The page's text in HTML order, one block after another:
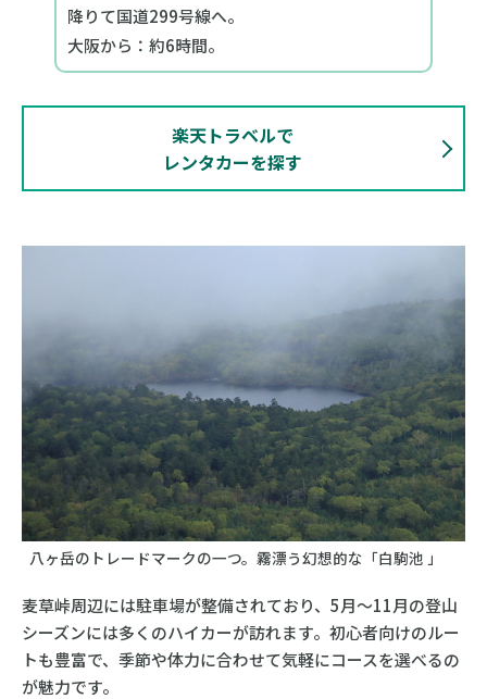
降りて国道299号線へ。
大阪から：約6時間。
楽天トラベルで
レンタカーを探す
八ヶ岳のトレードマークの一つ。霧漂う幻想的な「白駒池 」
麦草峠周辺には駐車場が整備されており、5月〜11月の登山
シーズンには多くのハイカーが訪れます。初心者向けのルー
トも豊富で、季節や体力に合わせて気軽にコースを選べるの
が魅力です。